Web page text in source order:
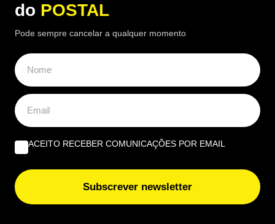
“Considero insuficiente”: reformada de
67 anos recebe 1.790€ mas considera a
pensão ‘injusta’
enfermagem, a reformada francesa recebe 1.790
euros brutos por mês, mas considera o valor
do POSTAL
Pode sempre cancelar a qualquer momento
ACEITO RECEBER COMUNICAÇÕES POR EMAIL
Subscrever newsletter